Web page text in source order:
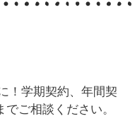
！学期契約、年間契
ご相談ください。